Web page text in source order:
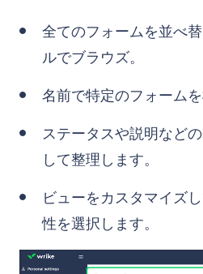
全てのフォームを並べ
ルでブラウズ。
名前で特定のフォームを
ステータスや説明など
して整理します。
ビューをカスタマイズ
性を選択します。